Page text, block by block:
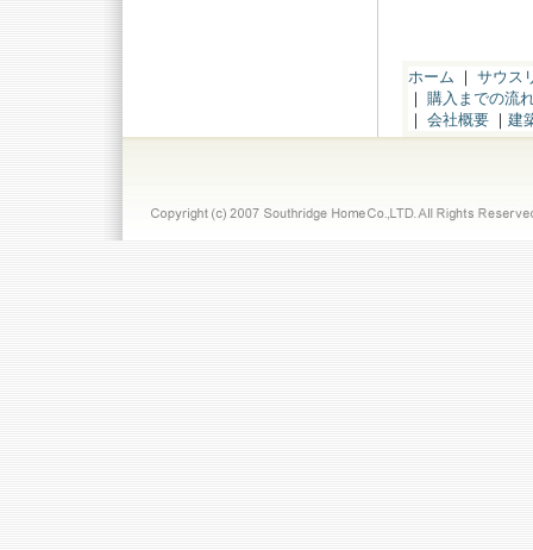
ホーム ｜ サウス
｜ 購入までの流
｜ 会社概要｜ 建